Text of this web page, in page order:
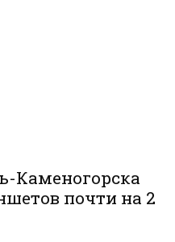
Каменогорска
почти на 2